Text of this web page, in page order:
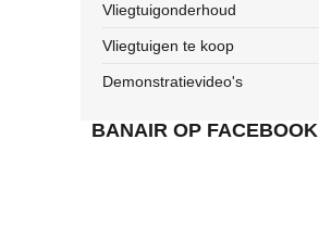
Vliegtuigonderhoud
Vliegtuigen te koop
Demonstratievideo's
BANAIR OP FACEBOOK